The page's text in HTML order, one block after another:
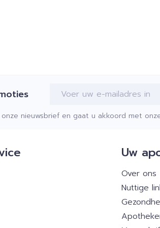
E-mail adres
nieuwsbrief en gaat u akkoord met
Uw
Over ons
Nuttige